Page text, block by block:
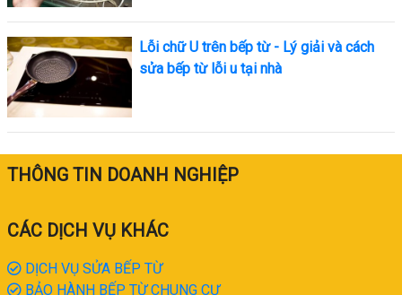
Lỗi chữ U trên bếp từ - Lý giải và cách
sửa bếp từ lỗi u tại nhà
THÔNG TIN DOANH NGHIỆP
CÁC DỊCH VỤ KHÁC
DỊCH VỤ SỬA BẾP TỪ
BẢO HÀNH BẾP TỪ CHUNG CƯ